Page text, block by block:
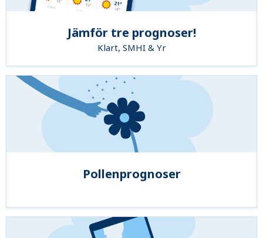
Jämför tre prognoser!
Klart, SMHI & Yr
Pollenprognoser